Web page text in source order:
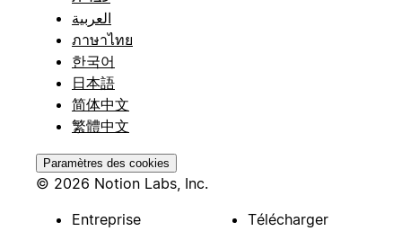
العربية
ภาษาไทย
한국어
日本語
简体中文
繁體中文
Paramètres des cookies
© 2026 Notion Labs, Inc.
Entreprise
Télécharger